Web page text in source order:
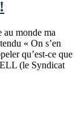
au monde ma
« On s’en
qu’est-ce que
(le Syndicat